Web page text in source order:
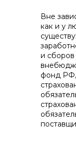
Вне
как и у
и
фонд РФ,